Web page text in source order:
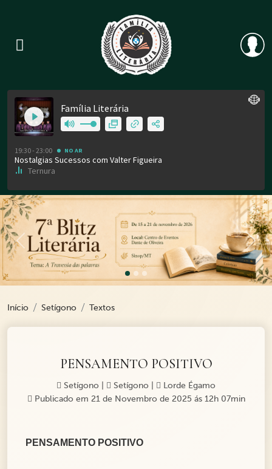
Previous
Início Setígono Textos
PENSAMENTO POSITIVO
Setígono Setígono
Lorde Égamo
Publicado em 21 de Novembro de 2025 ás 12h 07min
PENSAMENTO POSITIVO